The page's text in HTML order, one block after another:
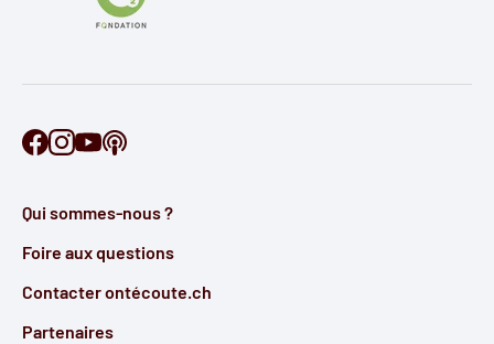
Retrouve Ontécoute sur Facebook
Retrouve Ontécoute sur Instagram
Retrouve Ontécoute sur YouTube
Qui sommes-nous ?
Foire aux questions
Contacter ontécoute.ch
Partenaires